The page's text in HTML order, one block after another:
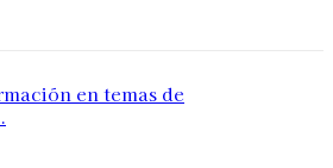
en temas de